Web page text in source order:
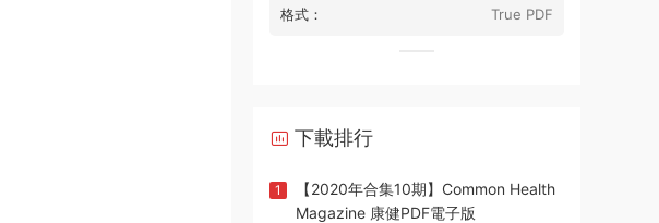
格式：
True PDF
下載排行
1
【2020年合集10期】Common Health
Magazine 康健PDF電子版